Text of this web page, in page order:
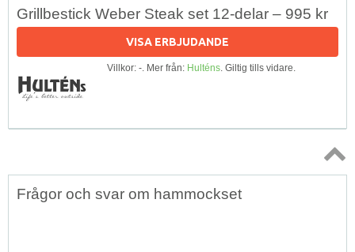
Grillbestick Weber Steak set 12-delar – 995 kr
VISA ERBJUDANDE
Villkor: -. Mer från: Hulténs. Giltig tills vidare.
Topp
Frågor och svar om hammockset